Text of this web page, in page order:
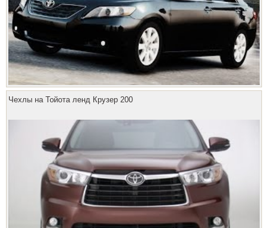
Чехлы на Тойота ленд Крузер 200